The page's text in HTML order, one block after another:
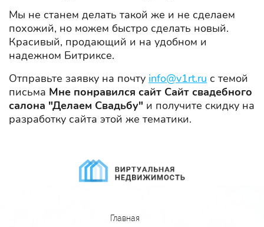
Мы не станем делать такой же и не сделаем
похожий, но можем быстро сделать новый.
Красивый, продающий и на удобном и
надежном Битриксе.
Отправьте заявку на почту info@v1rt.ru с темой
письма Мне понравился сайт Сайт свадебного
салона "Делаем Свадьбу" и получите скидку на
разработку сайта этой же тематики.
Главная